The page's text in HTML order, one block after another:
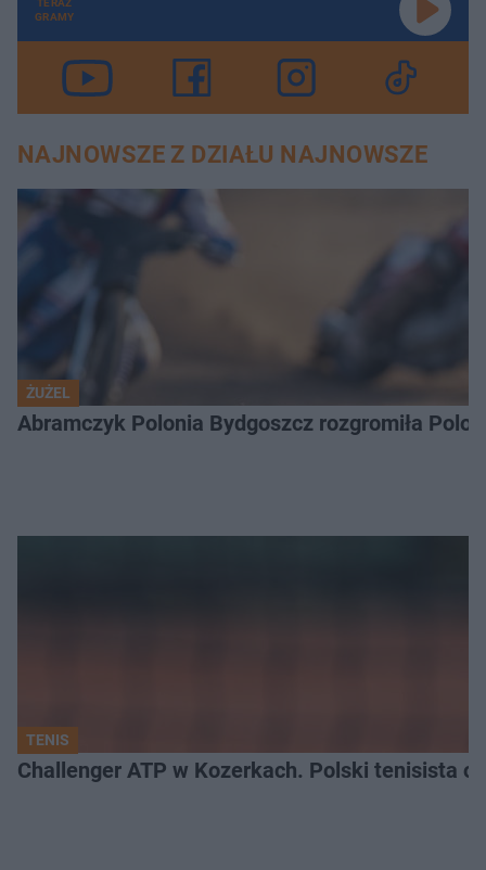
TERAZ
GRAMY
NAJNOWSZE Z DZIAŁU NAJNOWSZE
ŻUŻEL
Abramczyk Polonia Bydgoszcz rozgromiła
TENIS
Challenger ATP w Kozerkach. Polski tenisista